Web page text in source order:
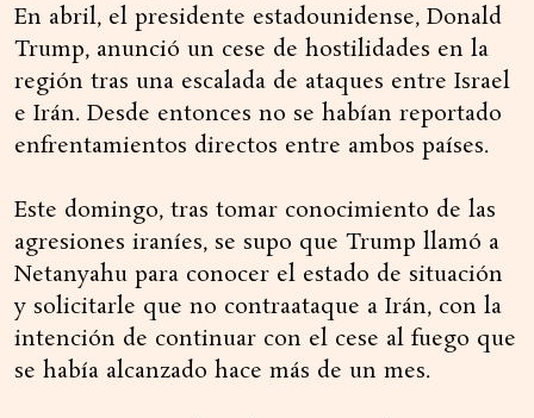
En abril, el presidente estadounidense, Donald
Trump, anunció un cese de hostilidades en la
región tras una escalada de ataques entre Israel
e Irán. Desde entonces no se habían reportado
enfrentamientos directos entre ambos países.
Este domingo, tras tomar conocimiento de las
agresiones iraníes, se supo que Trump llamó a
Netanyahu para conocer el estado de situación
y solicitarle que no contraataque a Irán, con la
intención de continuar con el cese al fuego que
se había alcanzado hace más de un mes.